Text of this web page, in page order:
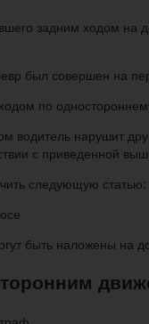
задним ходом
был совершен на
по
водитель нарушит
с приведенной
следующую статью:
быть наложены на